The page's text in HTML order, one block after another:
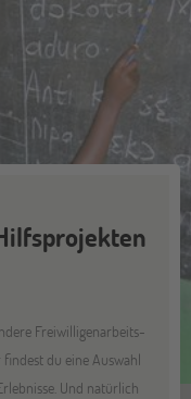
Freiwilligenarbeits-
du eine Auswahl
Und natürlich